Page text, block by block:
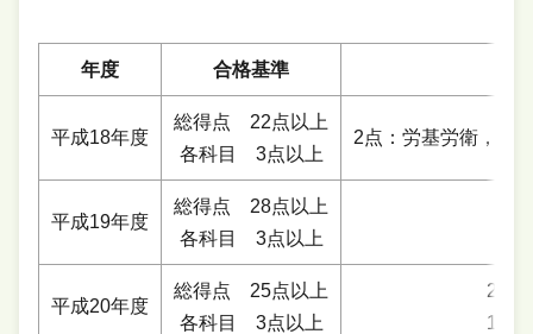
年度 合格基準
平成18年度
総得点 22点以上
各科目 3点以上
2点：労基労衛，労
平成19年度
総得点 28点以上
各科目 3点以上
平成20年度
総得点 25点以上
各科目 3点以上
2点
1点